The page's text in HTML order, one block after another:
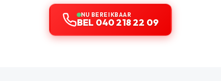
NU BEREIKBAAR
BEL 040 218 22 09